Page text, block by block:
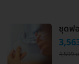
ชุดฟ
4,599